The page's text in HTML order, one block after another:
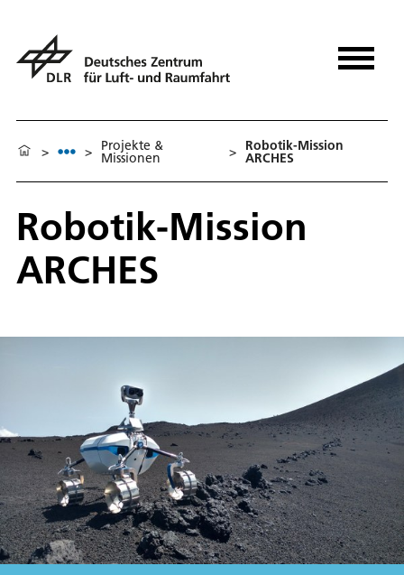
> > Projekte &
Missionen > Robotik-Mission
ARCHES
Robotik-Mission
ARCHES